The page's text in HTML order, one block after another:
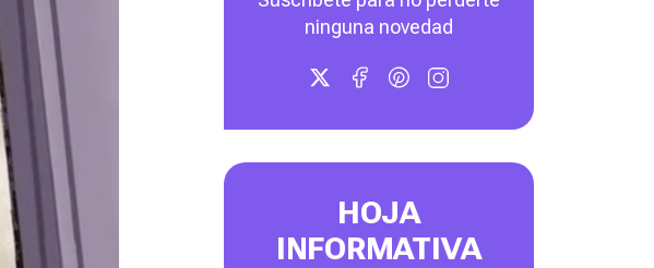
ninguna novedad
HOJA
INFORMATIVA